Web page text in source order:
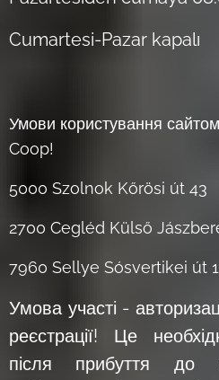
Cumartesi-Pazar kapalı
Умови користування
Coop!
5000 Szolnok Kőrösi út 43
2700 Cegléd Külső
7960 Sellye Sósvertikei út
Умова участі -
реєстрації! Це
після прибуття до